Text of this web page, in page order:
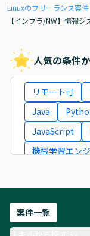
Linuxのフリーランス案件
【インフラ/NW】情報
人気の条件
リモート可
Java
JavaScript
機械学習エン
フロントエン
ネットワークエ
AIエンジニア
案件一覧